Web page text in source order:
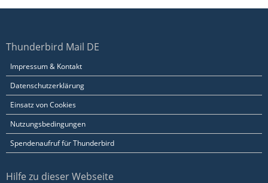
Thunderbird Mail DE
Impressum & Kontakt
Datenschutzerklärung
Einsatz von Cookies
Nutzungsbedingungen
Spendenaufruf für Thunderbird
Hilfe zu dieser Webseite